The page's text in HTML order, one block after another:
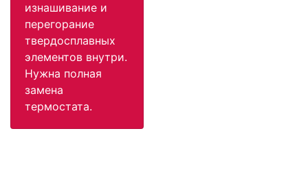
изнашивание и
перегорание
твердосплавных
элементов внутри.
Нужна полная
замена
термостата.